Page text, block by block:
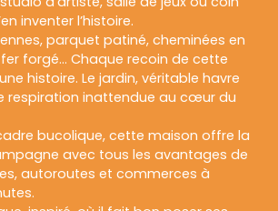
inventer l’histoire.
parquet patiné, cheminées en
forgé… Chaque recoin de cette
histoire. Le jardin, véritable havre
respiration inattendue au cœur du
bucolique, cette maison offre la
avec tous les avantages de
autoroutes et commerces à